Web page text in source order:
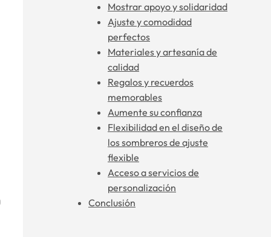
Mostrar apoyo y solidaridad
Ajuste y comodidad
perfectos
Materiales y artesanía de
calidad
Regalos y recuerdos
memorables
Aumente su confianza
Flexibilidad en el diseño de
los sombreros de ajuste
flexible
Acceso a servicios de
personalización
Conclusión